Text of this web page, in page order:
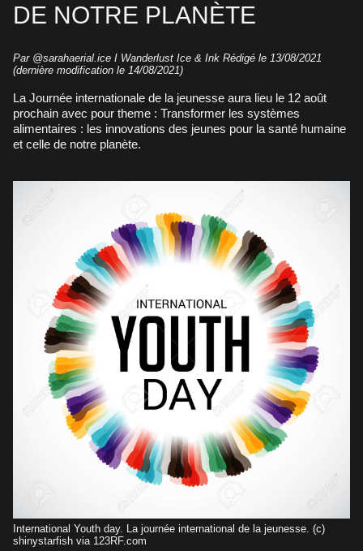
DE NOTRE PLANÈTE
Par @sarahaerial.ice I Wanderlust Ice & Ink Rédigé le 13/08/2021
(dernière modification le 14/08/2021)
La Journée internationale de la jeunesse aura lieu le 12 août
prochain avec pour theme : Transformer les systèmes
alimentaires : les innovations des jeunes pour la santé humaine
et celle de notre planète.
International Youth day. La journée international de la jeunesse. (c)
shinystarfish via 123RF.com